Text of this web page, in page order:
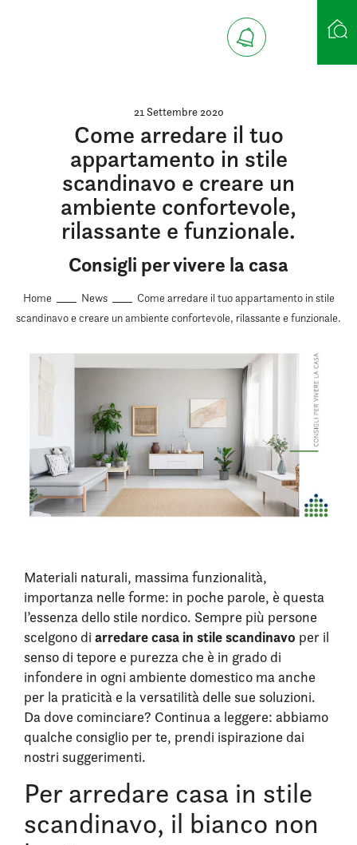
21 Settembre 2020
Come arredare il tuo
appartamento in stile
scandinavo e creare un
ambiente confortevole,
rilassante e funzionale.
Consigli per vivere la casa
Home News
Come arredare il tuo appartamento in stile
scandinavo e creare un ambiente confortevole, rilassante e funzionale.
Materiali naturali, massima funzionalità,
importanza nelle forme: in poche parole, è questa
l’essenza dello stile nordico. Sempre più persone
scelgono di arredare casa in stile scandinavo per il
senso di tepore e purezza che è in grado di
infondere in ogni ambiente domestico ma anche
per la praticità e la versatilità delle sue soluzioni.
Da dove cominciare? Continua a leggere: abbiamo
qualche consiglio per te, prendi ispirazione dai
nostri suggerimenti.
Per arredare casa in stile
scandinavo, il bianco non